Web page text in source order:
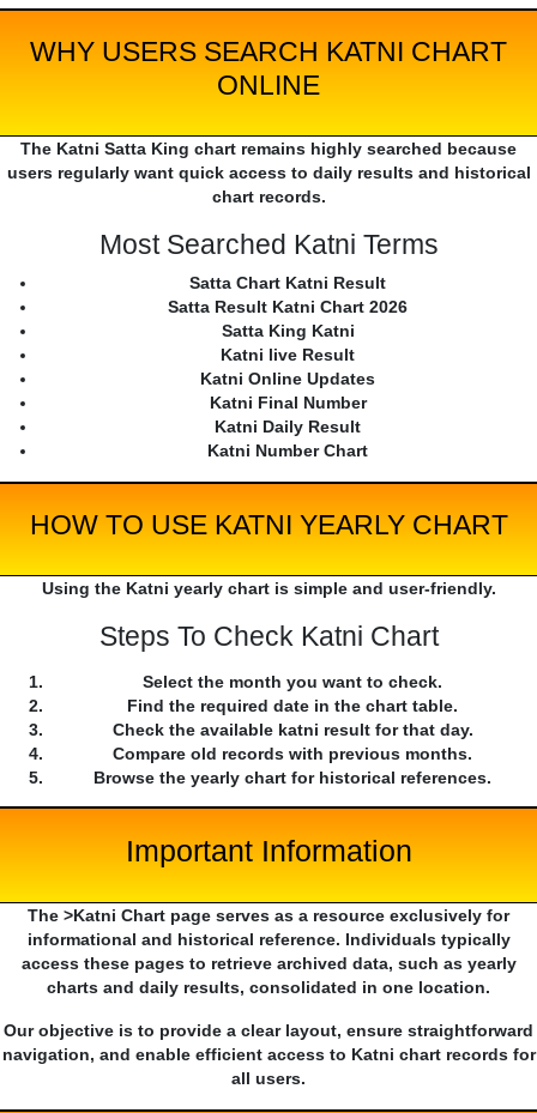
WHY USERS SEARCH KATNI CHART
ONLINE
The Katni Satta King chart remains highly searched because
users regularly want quick access to daily results and historical
chart records.
Most Searched Katni Terms
Satta Chart Katni Result
Satta Result Katni Chart 2026
Satta King Katni
Katni live Result
Katni Online Updates
Katni Final Number
Katni Daily Result
Katni Number Chart
HOW TO USE KATNI YEARLY CHART
Using the Katni yearly chart is simple and user-friendly.
Steps To Check Katni Chart
Select the month you want to check.
Find the required date in the chart table.
Check the available katni result for that day.
Compare old records with previous months.
Browse the yearly chart for historical references.
Important Information
The >Katni Chart page serves as a resource exclusively for
informational and historical reference. Individuals typically
access these pages to retrieve archived data, such as yearly
charts and daily results, consolidated in one location.
Our objective is to provide a clear layout, ensure straightforward
navigation, and enable efficient access to Katni chart records for
all users.